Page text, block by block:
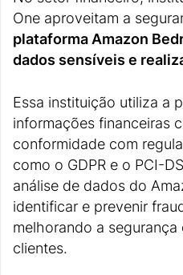
One aproveitam a
plataforma Amazon
dados sensíveis e
Essa instituição utiliza a
informações financeiras
conformidade com
como o GDPR e o PCI-
análise de dados do
identificar e prevenir
melhorando a
clientes.